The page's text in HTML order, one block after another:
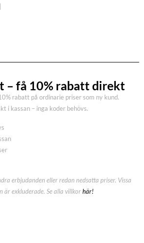
– få 10% rabatt direkt
rabatt på ordinarie priser som ny kund.
i kassan – inga koder behövs.
erbjudanden eller redan nedsatta priser. Vissa
är exkluderade. Se alla villkorhär!